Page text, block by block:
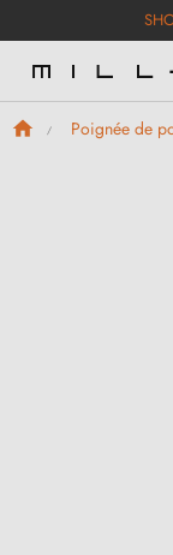
Poignée de